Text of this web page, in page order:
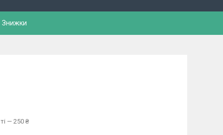
Знижки
— 250 ₴